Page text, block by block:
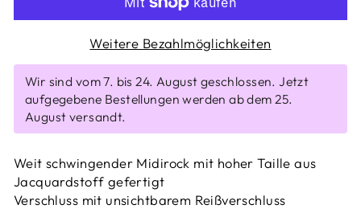
Weitere Bezahlmöglichkeiten
Wir sind vom 7. bis 24. August geschlossen. Jetzt
aufgegebene Bestellungen werden ab dem 25.
August versandt.
Weit schwingender Midirock mit hoher Taille aus
Jacquardstoff gefertigt
Verschluss mit unsichtbarem Reißverschluss